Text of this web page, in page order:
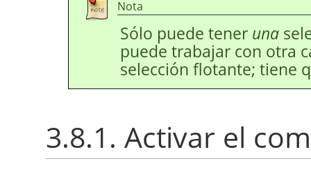
Nota
Sólo puede tener una
puede trabajar con otra
selección flotante; tiene
3.8.1. Activar el